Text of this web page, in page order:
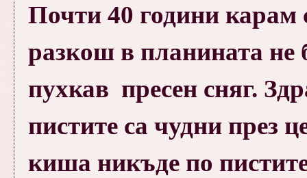
Почти 40 години карам
разкош в планината не
пухкав пресен сняг.
пистите са чудни през
киша никъде по